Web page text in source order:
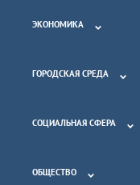
ЭКОНОМИКА
ГОРОДСКАЯ СРЕДА
СОЦИАЛЬНАЯ СФЕРА
ОБЩЕСТВО